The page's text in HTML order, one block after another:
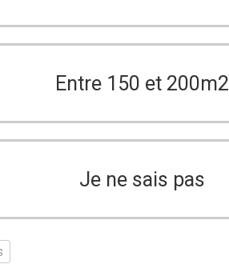
Entre 150 et 200m2
Je ne sais pas